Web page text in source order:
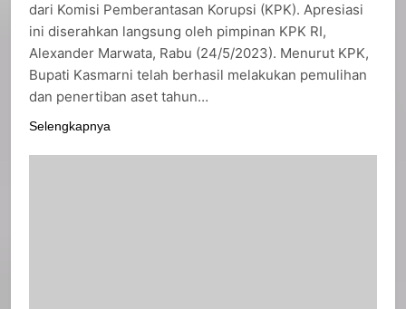
dari Komisi Pemberantasan Korupsi (KPK). Apresiasi
ini diserahkan langsung oleh pimpinan KPK RI,
Alexander Marwata, Rabu (24/5/2023). Menurut KPK,
Bupati Kasmarni telah berhasil melakukan pemulihan
dan penertiban aset tahun…
Selengkapnya